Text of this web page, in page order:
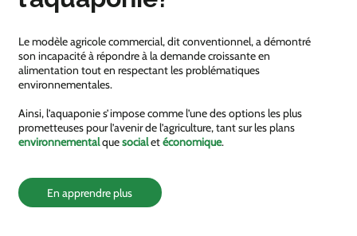
Le modèle agricole commercial, dit conventionnel, a démontré
son incapacité à répondre à la demande croissante en
alimentation tout en respectant les problématiques
environnementales.
Ainsi, l’aquaponie s’impose comme l’une des options les plus
prometteuses pour l’avenir de l’agriculture, tant sur les plans
environnementalquesocialetéconomique.
En apprendre plus